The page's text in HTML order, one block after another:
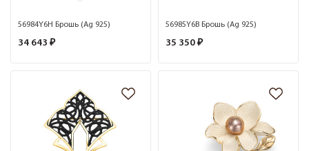
56984Y6H Брошь (Ag 925)
34 643 ₽
56985Y6B Брошь (Ag 925)
35 350 ₽